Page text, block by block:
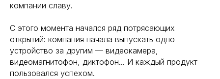
компании славу.
С этого момента начался ряд потрясающих
открытий: компания начала выпускать одно
устройство за другим — видеокамера,
видеомагнитофон, диктофон... И каждый продукт
пользовался успехом.
Техническое обеспечение мероприятия
(площадки)
Видеосъемка / видеопроизводство
Организация онлайн / видеотрансляций